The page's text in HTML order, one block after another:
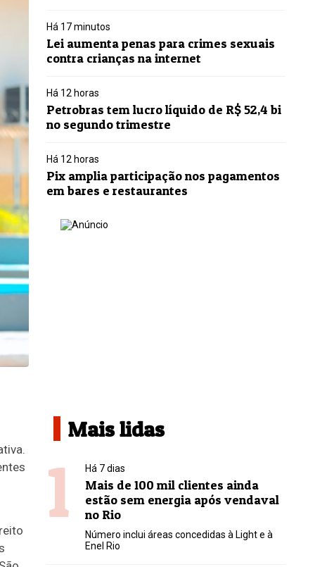
Há 17 minutos
Lei aumenta penas para crimes sexuais
contra crianças na internet
Há 12 horas
Petrobras tem lucro líquido de R$ 52,4 bi
no segundo trimestre
Há 12 horas
Pix amplia participação nos pagamentos
em bares e restaurantes
Mais lidas
1 Há 7 dias
Mais de 100 mil clientes ainda
estão sem energia após vendaval
no Rio
Número inclui áreas concedidas à Light e à
Enel Rio